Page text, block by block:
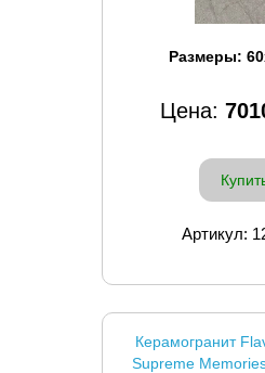
Размеры: 60
Цена:
Артикул:
Керамогранит
Supreme